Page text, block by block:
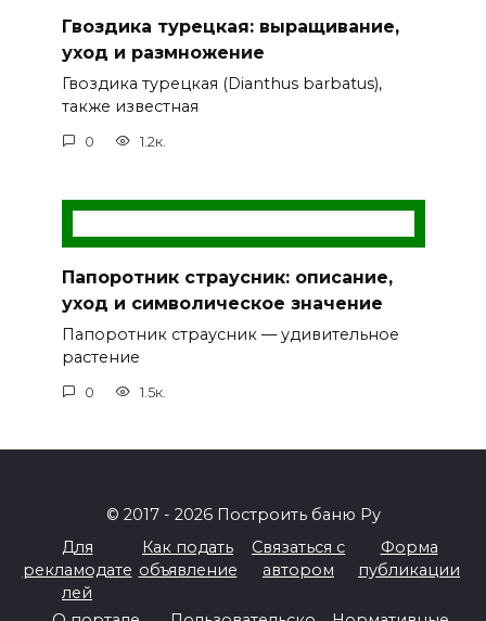
Гвоздика турецкая: выращивание,
уход и размножение
Гвоздика турецкая (Dianthus barbatus),
также известная
0 1.2к.
Папоротник страусник: описание,
уход и символическое значение
Папоротник страусник — удивительное
растение
0 1.5к.
© 2017 - 2026 Построить баню Ру
Для
рекламодате
лей
Как подать
объявление
Связаться с
автором
Форма
публикации